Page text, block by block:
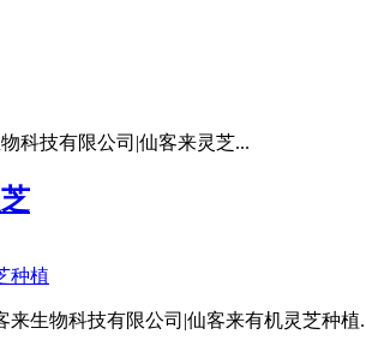
科技有限公司|仙客来灵芝...
种植
来生物科技有限公司|仙客来有机灵芝种植